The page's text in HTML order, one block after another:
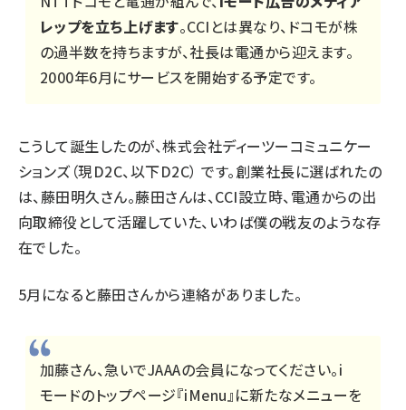
レップを立ち上げます。CCIとは異なり、ドコモが株
の過半数を持ちますが、社長は電通から迎えます。
2000年6月にサービスを開始する予定です。
こうして誕生したのが、株式会社ディーツーコミュニケー
ションズ（現D2C、以下D2C） です。創業社長に選ばれたの
は、藤田明久さん。藤田さんは、CCI設立時、電通からの出
向取締役として活躍していた、いわば僕の戦友のような存
在でした。
5月になると藤田さんから連絡がありました。
加藤さん、急いでJAAAの会員になってください。i
モードのトップページ『iMenu』に新たなメニューを